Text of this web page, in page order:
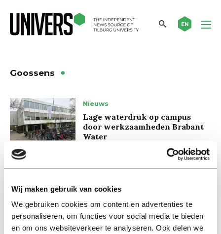
Wij maken gebruik van cookies
We gebruiken cookies om content en advertenties te
personaliseren, om functies voor social media te bieden
en om ons websiteverkeer te analyseren. Ook delen we
EN
Goossens
Nieuws
Lage waterdruk op campus
door werkzaamheden Brabant
Water
Minimuseum op de campus
toont eerste stappen op weg
naar kunstmatige intelligentie
18 februari 2020